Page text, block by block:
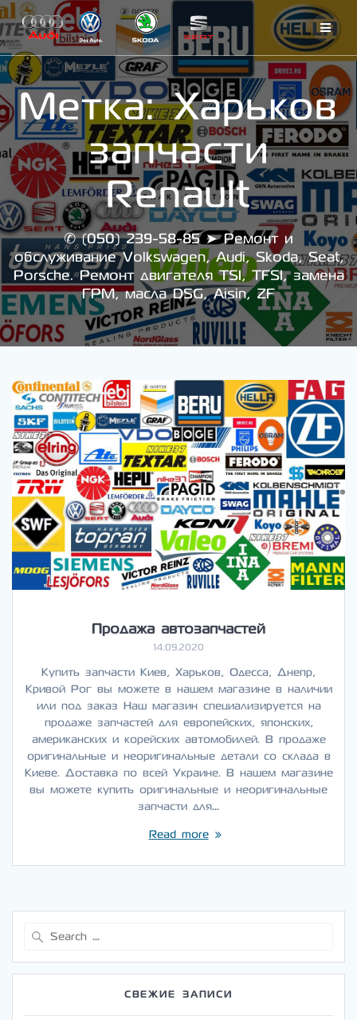
to
content
Метка:Харьков
запчасти
Renault
✆ (050) 239-58-85 ➤ Ремонт и
обслуживание Volkswagen, Audi, Skoda, Seat,
Porsche. Ремонт двигателя TSI, TFSI, замена
ГРМ, масла DSG, Aisin, ZF
Продажа автозапчастей
14.09.2020
Купить запчасти Киев, Харьков, Одесса, Днепр,
Кривой Рог вы можете в нашем магазине в наличии
или под заказ Наш магазин специализируется на
продаже запчастей для европейских, японских,
американских и корейских автомобилей. В продаже
оригинальные и неоригинальные детали со склада в
Киеве. Доставка по всей Украине. В нашем магазине
вы можете купить оригинальные и неоригинальные
запчасти для…
Read more
СВЕЖИЕ ЗАПИСИ